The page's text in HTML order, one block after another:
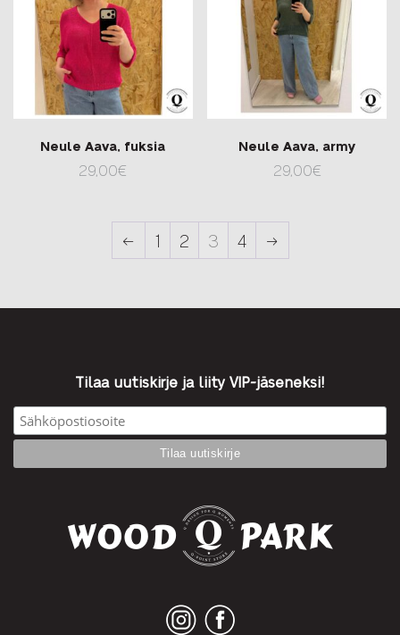
Neule Aava, fuksia
29,00€
Neule Aava, army
29,00€
← 1 2 3 4 →
Tilaa uutiskirje ja liity VIP-jäseneksi!